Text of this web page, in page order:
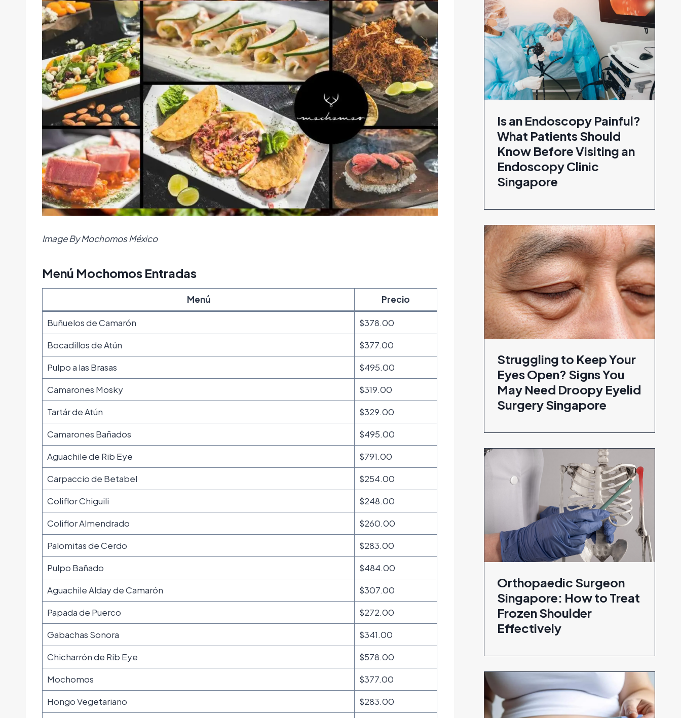
Image By Mochomos México
Menú Mochomos Entradas
Menú Precio
Buñuelos de Camarón
$378.00
Bocadillos de Atún
$377.00
Pulpo a las Brasas
$495.00
Camarones Mosky
$319.00
Tartár de Atún
$329.00
Camarones Bañados
$495.00
Aguachile de Rib Eye
$791.00
Carpaccio de Betabel
$254.00
Coliflor Chiguili
$248.00
Coliflor Almendrado
$260.00
Palomitas de Cerdo
$283.00
Pulpo Bañado
$484.00
Aguachile Alday de Camarón
$307.00
Papada de Puerco
$272.00
Gabachas Sonora
$341.00
Chicharrón de Rib Eye
$578.00
Mochomos
$377.00
Hongo Vegetariano
$283.00
Is an Endoscopy Painful?
What Patients Should
Know Before Visiting an
Endoscopy Clinic
Singapore
Struggling to Keep Your
Eyes Open? Signs You
May Need Droopy Eyelid
Surgery Singapore
Orthopaedic Surgeon
Singapore: How to Treat
Frozen Shoulder
Effectively